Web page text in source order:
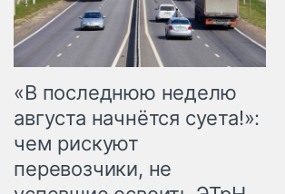
«В последнюю неделю
августа начнётся суета!»:
чем рискуют
перевозчики, не